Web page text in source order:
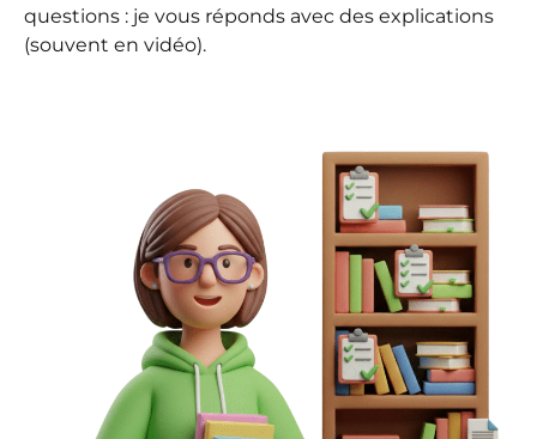
questions : je vous réponds avec des explications
(souvent en vidéo).